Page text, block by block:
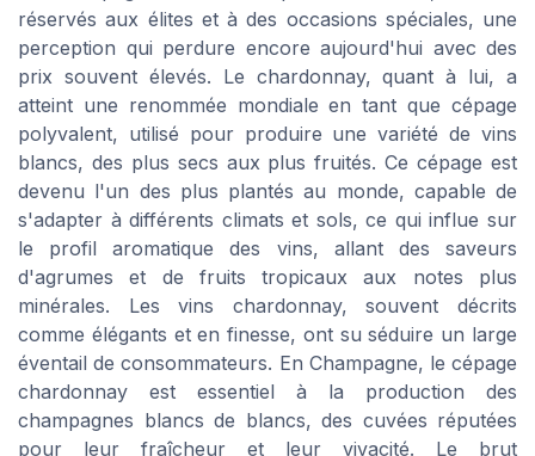
réservés aux élites et à des occasions spéciales, une
perception qui perdure encore aujourd'hui avec des
prix souvent élevés. Le chardonnay, quant à lui, a
atteint une renommée mondiale en tant que cépage
polyvalent, utilisé pour produire une variété de vins
blancs, des plus secs aux plus fruités. Ce cépage est
devenu l'un des plus plantés au monde, capable de
s'adapter à différents climats et sols, ce qui influe sur
le profil aromatique des vins, allant des saveurs
d'agrumes et de fruits tropicaux aux notes plus
minérales. Les vins chardonnay, souvent décrits
comme élégants et en finesse, ont su séduire un large
éventail de consommateurs. En Champagne, le cépage
chardonnay est essentiel à la production des
champagnes blancs de blancs, des cuvées réputées
pour leur fraîcheur et leur vivacité. Le brut